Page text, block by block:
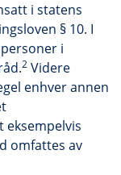
i statens
§ 10. I
i
2 Videre
enhver annen
omfattes av